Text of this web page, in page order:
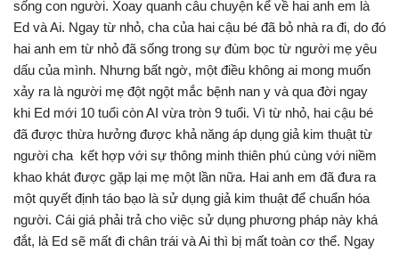
sống con người. Xoay quanh câu chuyện kể về hai anh em là
Ed và Ai. Ngay từ nhỏ, cha của hai cậu bé đã bỏ nhà ra đi, do đó
hai anh em từ nhỏ đã sống trong sự đùm bọc từ người mẹ yêu
dấu của mình. Nhưng bất ngờ, một điều không ai mong muốn
xảy ra là người mẹ đột ngột mắc bệnh nan y và qua đời ngay
khi Ed mới 10 tuổi còn AI vừa tròn 9 tuổi. Vì từ nhỏ, hai cậu bé
đã được thừa hưởng được khả năng áp dụng giả kim thuật từ
người cha kết hợp với sự thông minh thiên phú cùng với niềm
khao khát được gặp lại mẹ một lần nữa. Hai anh em đã đưa ra
một quyết định táo bạo là sử dụng giả kim thuật để chuẩn hóa
người. Cái giá phải trả cho việc sử dụng phương pháp này khá
đắt, là Ed sẽ mất đi chân trái và Ai thì bị mất toàn cơ thể. Ngay